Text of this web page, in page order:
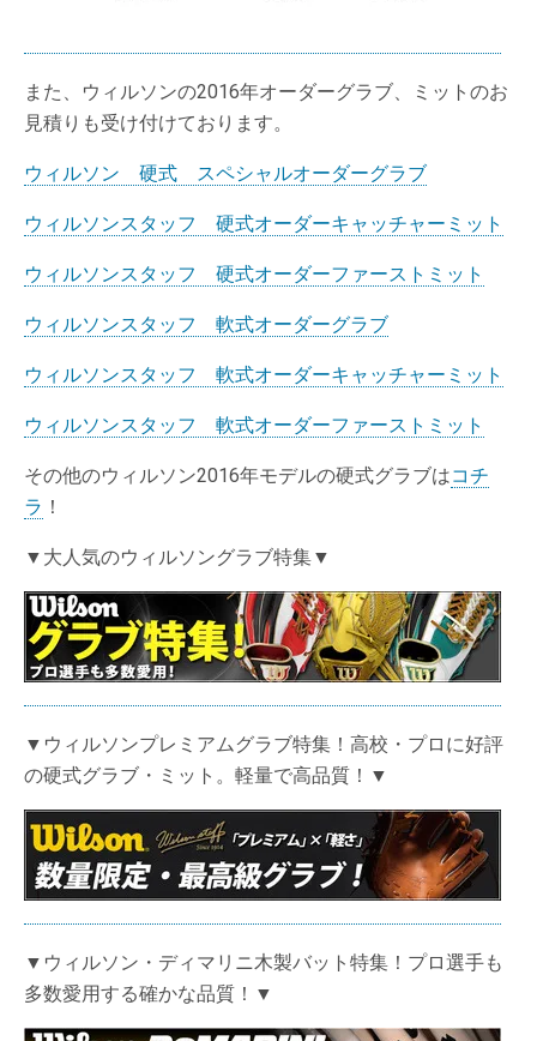
また、ウィルソンの2016年オーダーグラブ、ミットのお
見積りも受け付けております。
ウィルソン 硬式 スペシャルオーダーグラブ
ウィルソンスタッフ 硬式オーダーキャッチャーミット
ウィルソンスタッフ 硬式オーダーファーストミット
ウィルソンスタッフ 軟式オーダーグラブ
ウィルソンスタッフ 軟式オーダーキャッチャーミット
ウィルソンスタッフ 軟式オーダーファーストミット
その他のウィルソン2016年モデルの硬式グラブはコチ
ラ ！
▼大人気のウィルソングラブ特集▼
▼ウィルソンプレミアムグラブ特集！高校・プロに好評
の硬式グラブ・ミット。軽量で高品質！▼
▼ウィルソン・ディマリニ木製バット特集！プロ選手も
多数愛用する確かな品質！▼